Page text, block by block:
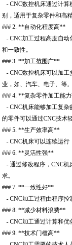
- CNC数控机床通过计算
别，适用于复杂零件和高
### 2. **自动化程度高**
- CNC加工过程高度自动
和一致性。
### 3. **加工范围广**
- CNC数控机床可以加工
业，如、汽车、电子、等。
### 4. **复杂零件加工能
- CNC机床能够加工复杂
的零件可以通过CNC技术
### 5. **生产效率高**
- CNC机床可以连续运行
### 6. **灵活性强**
- 通过修改程序，CNC机
求。
### 7. **一致性好**
- CNC加工过程由程序控
### 8. **减少材料浪费**
- CNC加工通过计算和优
### 9. **技术门槛高**